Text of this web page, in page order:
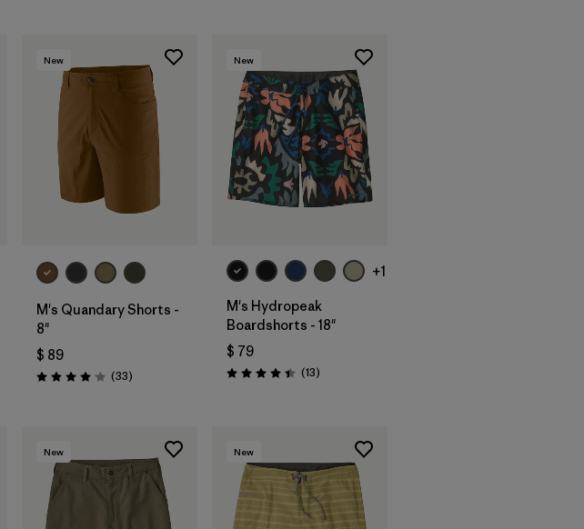
New
M's Quandary Shorts -
8"
$ 89
Valoración: 4.0 / 5
(33Comentarios
)
New
+1
M's Hydropeak
Boardshorts - 18"
$ 79
Valoración: 4.4 / 5
(13Comentarios
)
New New